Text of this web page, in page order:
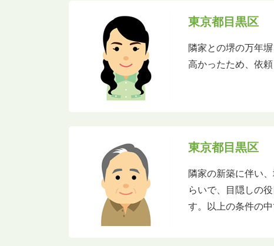
東京都目黒区
隣家との堺の万年
高かったため、依頼
東京都目黒区
隣家の新築に伴い
らいで、目隠しの
す。以上の条件の